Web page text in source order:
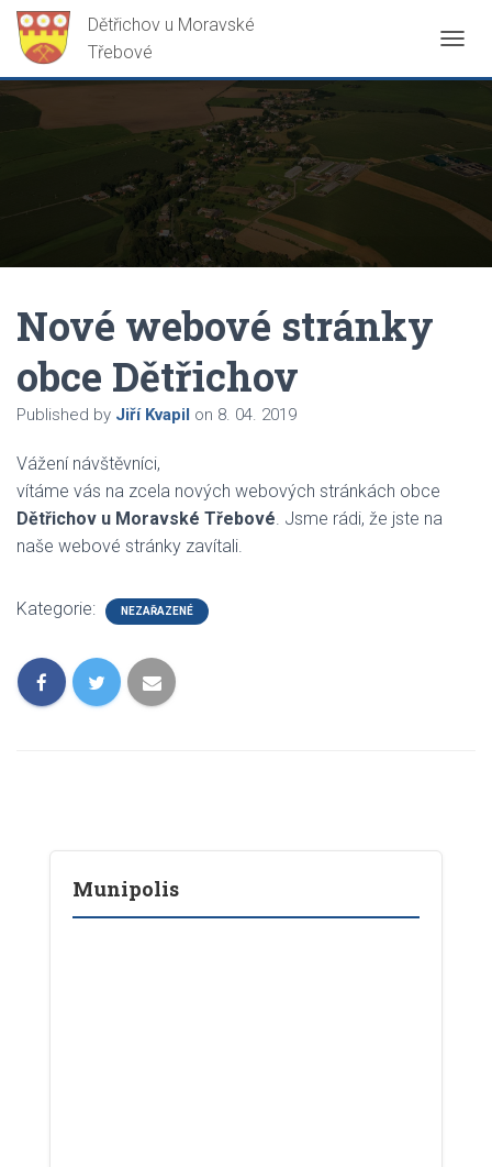
Ř
P
O
T
N
V
Nové webové stránky
obce Dětřichov
Published by Jiří Kvapil on 8. 04. 2019
Vážení návštěvníci,
vítáme vás na zcela nových webových stránkách obce
Dětřichov u Moravské Třebové. Jsme rádi, že jste na
naše webové stránky zavítali.
Kategorie: NEZAŘAZENÉ
Munipolis